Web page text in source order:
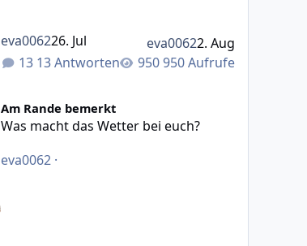
13 Antworten 950 Aufrufe
eva006226. Jul eva00622. Aug
Am Rande bemerkt
Was macht das Wetter bei euch?
eva0062 ·